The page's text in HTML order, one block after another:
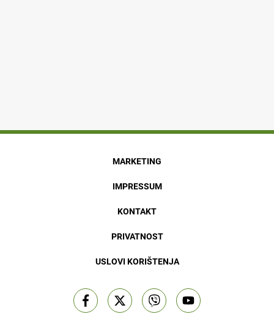
MARKETING
IMPRESSUM
KONTAKT
PRIVATNOST
USLOVI KORIŠTENJA